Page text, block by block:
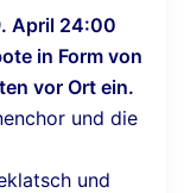
April 24:00
in Form von
vor Ort ein.
und die
und